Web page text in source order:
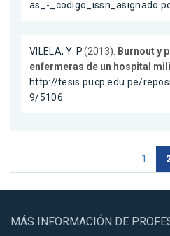
as_-
VILELA, Y. P.(2013). Burnout y
enfermeras de un hospital
http://tesis.pucp.edu.pe/
9/5106
1
MÁS INFORMACIÓN DE